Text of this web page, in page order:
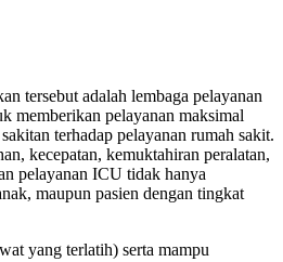
tersebut adalah lembaga pelayanan
memberikan pelayanan maksimal
terhadap pelayanan rumah sakit.
kecepatan, kemuktahiran peralatan,
pelayanan ICU tidak hanya
maupun pasien dengan tingkat
yang terlatih) serta mampu